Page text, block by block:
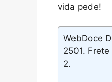
vida pede!
WebDoce
2501.
2.